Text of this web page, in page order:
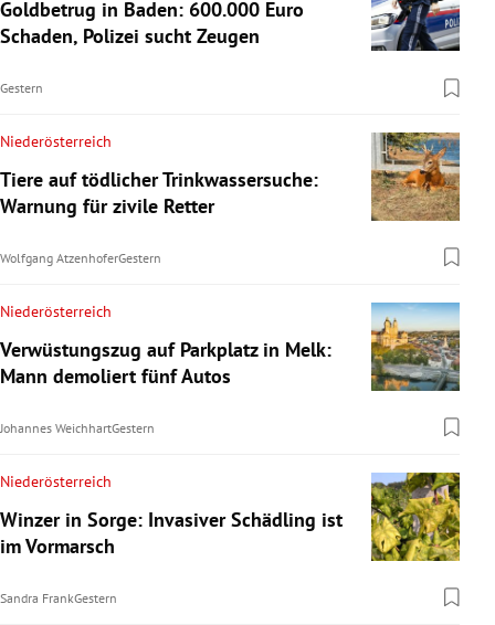
Goldbetrug in Baden: 600.000 Euro
Schaden, Polizei sucht Zeugen
Gestern
Niederösterreich
Tiere auf tödlicher Trinkwassersuche:
Warnung für zivile Retter
Wolfgang AtzenhoferGestern
Niederösterreich
Verwüstungszug auf Parkplatz in Melk:
Mann demoliert fünf Autos
Johannes WeichhartGestern
Niederösterreich
Winzer in Sorge: Invasiver Schädling ist
im Vormarsch
Sandra FrankGestern